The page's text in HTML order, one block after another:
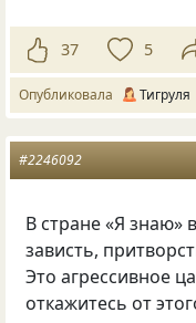
37 5
Опубликовала Тигруля
#2246092
В стране «Я знаю»
зависть,
Это агрессивное
откажитесь от